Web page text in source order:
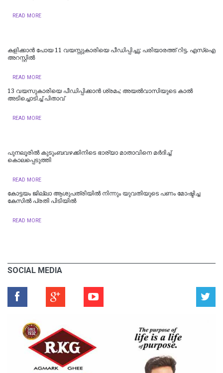
READ MORE
കളിക്കാൻ പോയ 11 വയസ്സുകാരിയെ പീഡിപ്പിച്ചു; പരിയാരത്ത് റിട്ട. എസ്ഐ
അറസ്റ്റിൽ
READ MORE
13 വയസുകാരിയെ പീഡിപ്പിക്കാൻ ശ്രമം; അയല്‍വാസിയുടെ കാല്‍
അടിച്ചൊടിച്ച് പിതാവ്
READ MORE
പുനലൂരിൽ കുടുംബവഴക്കിനിടെ ഭാര്യാ മാതാവിനെ മർദിച്ച്
കൊലപ്പെടുത്തി
READ MORE
കോട്ടയം ജില്ലാ ആശുപത്രിയിൽ നിന്നും യുവതിയുടെ പണം മോഷ്ടിച്ച
കേസിൽ പ്രതി പിടിയിൽ
READ MORE
SOCIAL MEDIA